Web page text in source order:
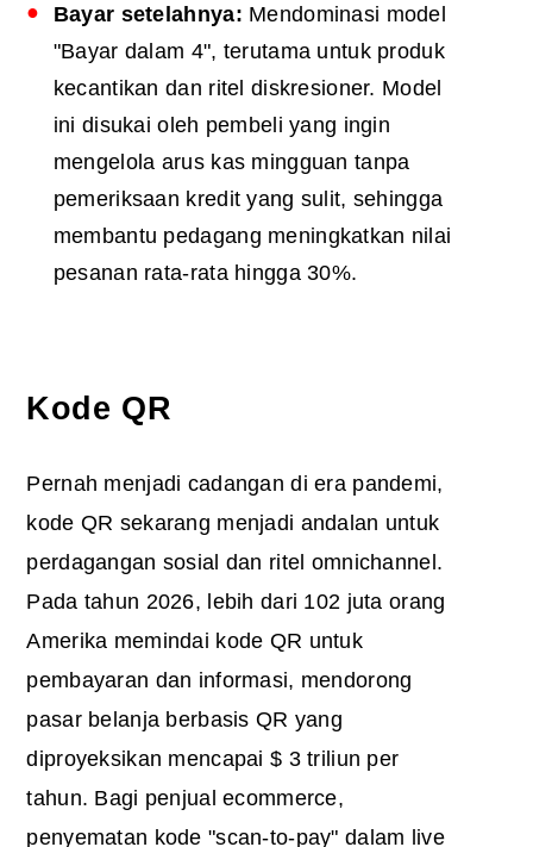
Bayar setelahnya: Mendominasi model
"Bayar dalam 4", terutama untuk produk
kecantikan dan ritel diskresioner. Model
ini disukai oleh pembeli yang ingin
mengelola arus kas mingguan tanpa
pemeriksaan kredit yang sulit, sehingga
membantu pedagang meningkatkan nilai
pesanan rata-rata hingga 30%.
Kode QR
Pernah menjadi cadangan di era pandemi,
kode QR sekarang menjadi andalan untuk
perdagangan sosial dan ritel omnichannel.
Pada tahun 2026, lebih dari 102 juta orang
Amerika memindai kode QR untuk
pembayaran dan informasi, mendorong
pasar belanja berbasis QR yang
diproyeksikan mencapai $ 3 triliun per
tahun. Bagi penjual ecommerce,
penyematan kode "scan-to-pay" dalam live